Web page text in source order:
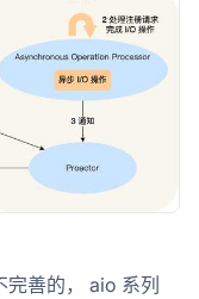
善的， aio 系列